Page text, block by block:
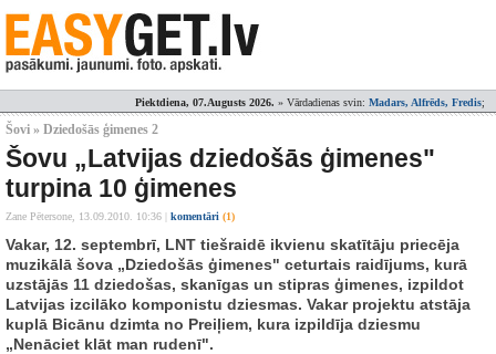
Piektdiena, 07.Augusts 2026. » Vārdadienas svin: Madars, Alfrēds, Fredis;
Šovi » Dziedošās ģimenes 2
Šovu „Latvijas dziedošās ģimenes"
turpina 10 ģimenes
Zane Pētersone, 13.09.2010. 10:36 komentāri (1)
Vakar, 12. septembrī, LNT tiešraidē ikvienu skatītāju priecēja
muzikālā šova „Dziedošās ģimenes" ceturtais raidījums, kurā
uzstājās 11 dziedošas, skanīgas un stipras ģimenes, izpildot
Latvijas izcilāko komponistu dziesmas. Vakar projektu atstāja
kuplā Bicānu dzimta no Preiļiem, kura izpildīja dziesmu
„Nenāciet klāt man rudenī".